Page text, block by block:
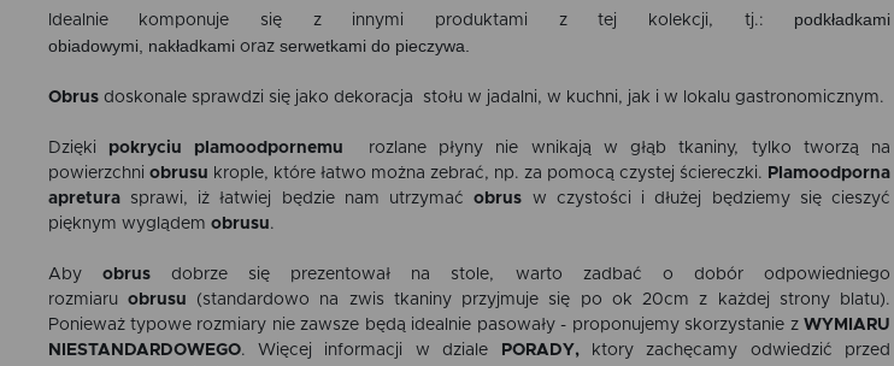
Idealnie komponuje się z innymi produktami z tej kolekcji, tj.: podkładkami
obiadowymi
nakładkami oraz serwetkami do pieczywa
Obrus doskonale sprawdzi się jako dekoracja stołu w jadalni, w kuchni, jak i w lokalu gastronomicznym.
Dzięki pokryciu plamoodpornemu rozlane płyny nie wnikają w głąb tkaniny, tylko tworzą na
powierzchni obrusu krople, które łatwo można zebrać, np. za pomocą czystej ściereczki. Plamoodporna
apreturasprawi, iż łatwiej będzie nam utrzymaćobrus w czystości i dłużej będziemy się cieszyć
pięknym wyglądem obrusu.
Aby obrusdobrze się prezentował na stole, warto zadbać o dobór odpowiedniego
rozmiaru obrusu (standardowo na zwis tkaniny przyjmuje się po ok 20cm z każdej strony blatu).
Ponieważ typowe rozmiary nie zawsze będą idealnie pasowały - proponujemy skorzystanie zWYMIARU
NIESTANDARDOWEGO. Więcej informacji w dziale PORADY,
ktory zachęcamy odwiedzić przed